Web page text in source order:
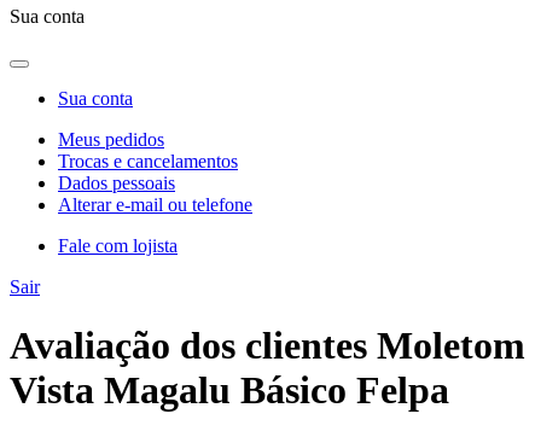
Sua conta
Sua conta
Meus pedidos
Trocas e cancelamentos
Dados pessoais
Alterar e-mail ou telefone
Fale com lojista
Sair
Avaliação dos clientes Moletom
Vista Magalu Básico Felpa